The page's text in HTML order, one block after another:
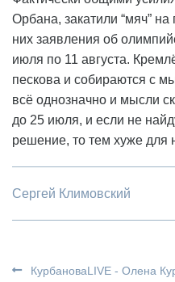
Орбана, закатили “мяч”
них заявления об
июля по 11 августа.
пескова и собираются с
всё однозначно и мысли
до 25 июля, и если не
решение, то тем хуже для
Сергей Климовский
КурбановаLIVE - Олена